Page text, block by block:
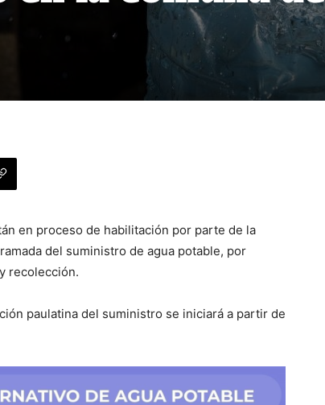
en proceso de habilitación por parte de la
del suministro de agua potable, por
recolección.
paulatina del suministro se iniciará a partir de